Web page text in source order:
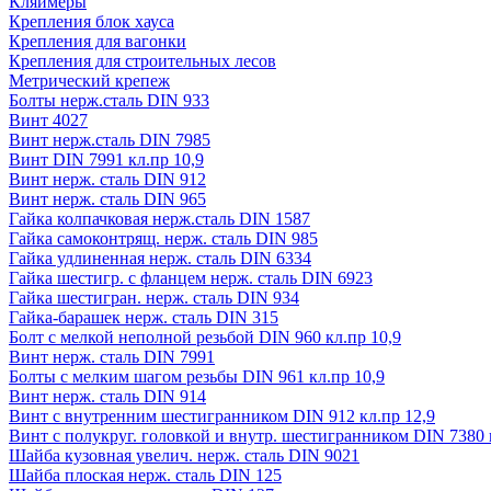
Крепления блок хауса
Крепления для вагонки
Крепления для строительных лесов
Метрический крепеж
Болты нерж.сталь DIN 933
Винт 4027
Винт нерж.сталь DIN 7985
Винт DIN 7991 кл.пр 10,9
Винт нерж. сталь DIN 912
Винт нерж. сталь DIN 965
Гайка колпачковая нерж.сталь DIN 1587
Гайка самоконтрящ. нерж. сталь DIN 985
Гайка удлиненная нерж. сталь DIN 6334
Гайка шестигр. с фланцем нерж. сталь DIN 6923
Гайка шестигран. нерж. сталь DIN 934
Гайка-барашек нерж. сталь DIN 315
Болт с мелкой неполной резьбой DIN 960 кл.пр 10,9
Винт нерж. сталь DIN 7991
Болты с мелким шагом резьбы DIN 961 кл.пр 10,9
Винт нерж. сталь DIN 914
Винт с внутренним шестигранником DIN 912 кл.пр 12,9
Винт с полукруг. головкой и внутр. шестигранником DIN 7380
Шайба кузовная увелич. нерж. сталь DIN 9021
Шайба плоская нерж. сталь DIN 125